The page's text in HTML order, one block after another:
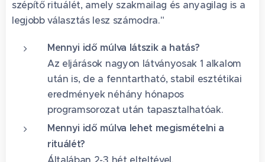
szépítő rituálét, amely szakmailag és anyagilag is a
legjobb választás lesz számodra."
Mennyi idő múlva látszik a hatás?
Az eljárások nagyon látványosak 1 alkalom
után is, de a fenntartható, stabil esztétikai
eredmények néhány hónapos
programsorozat után tapasztalhatóak.
Mennyi idő múlva lehet megismételni a
rituálét?
Általában 2-3 hét elteltével.